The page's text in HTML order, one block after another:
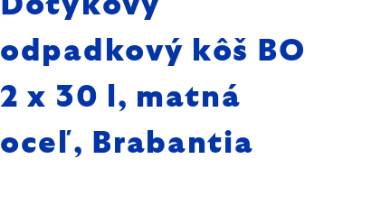
odpadkový kôš BO
2 x 30 l, matná
oceľ, Brabantia